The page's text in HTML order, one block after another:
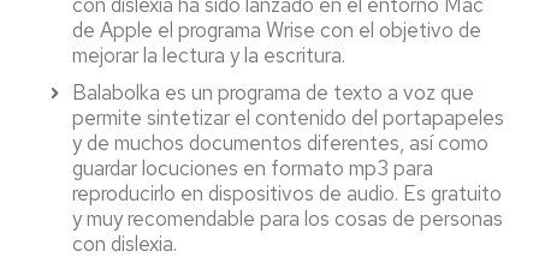
de Apple el programa Wrise con el objetivo de
mejorar la lectura y la escritura.
Balabolka es un programa de texto a voz que
permite sintetizar el contenido del portapapeles
y de muchos documentos diferentes, así como
guardar locuciones en formato mp3 para
reproducirlo en dispositivos de audio. Es gratuito
y muy recomendable para los cosas de personas
con dislexia.